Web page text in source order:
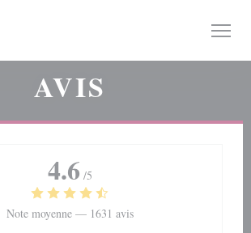
AVIS
4.6 /5
Note moyenne — 1631 avis